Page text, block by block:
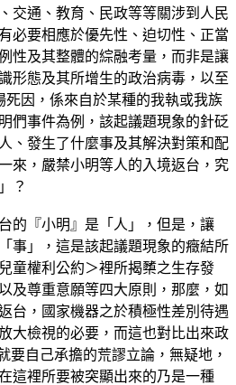
交通、教育、民政等等關涉到人民
必要相應於優先性、迫切性、正當
性及其整體的綜融考量，而非是讓
形態及其所增生的政治病毒，以至
死因，係來自於某種的我執或我族
們事件為例，該起議題現象的針砭
、發生了什麼事及其解決對策和配
來，嚴禁小明等人的入境返台，究
？
的『小明』是「人」，但是，讓
事」，這是該起議題現象的癥結所
童權利公約＞裡所揭櫫之生存發
及尊重意願等四大原則，那麼，如
台，國家機器之於積極性差別待遇
大檢視的必要，而這也對比出來政
要自己承擔的荒謬立論，無疑地，
這裡所要被突顯出來的乃是一種